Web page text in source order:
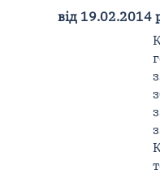
від 19.02.2014